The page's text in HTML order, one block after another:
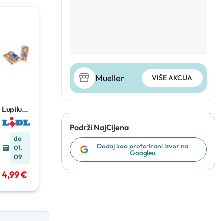
Lupilu
dječja
drvena
slagalic
a
do
01.
09
4,99 €
Mueller VIŠE AKCIJA
Podrži NajCijena
Dodaj kao preferirani izvor na
Googleu